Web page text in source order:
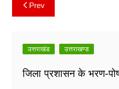
Post
navigation
Prev
उत्तराखंड उत्तराखण्ड
जिला प्रशासन के भरण-